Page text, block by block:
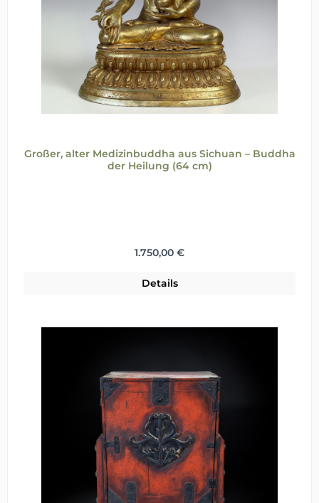
Großer, alter Medizinbuddha aus Sichuan – Buddha
der Heilung (64 cm)
Regulärer Preis:
1.750,00 €
Details